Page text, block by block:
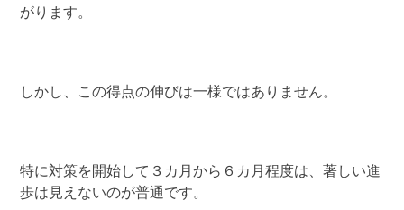
がります。
しかし、この得点の伸びは一様ではありません。
特に対策を開始して３カ月から６カ月程度は、著しい進
歩は見えないのが普通です。